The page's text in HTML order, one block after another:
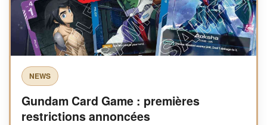
NEWS
Gundam Card Game : premières
restrictions annoncées